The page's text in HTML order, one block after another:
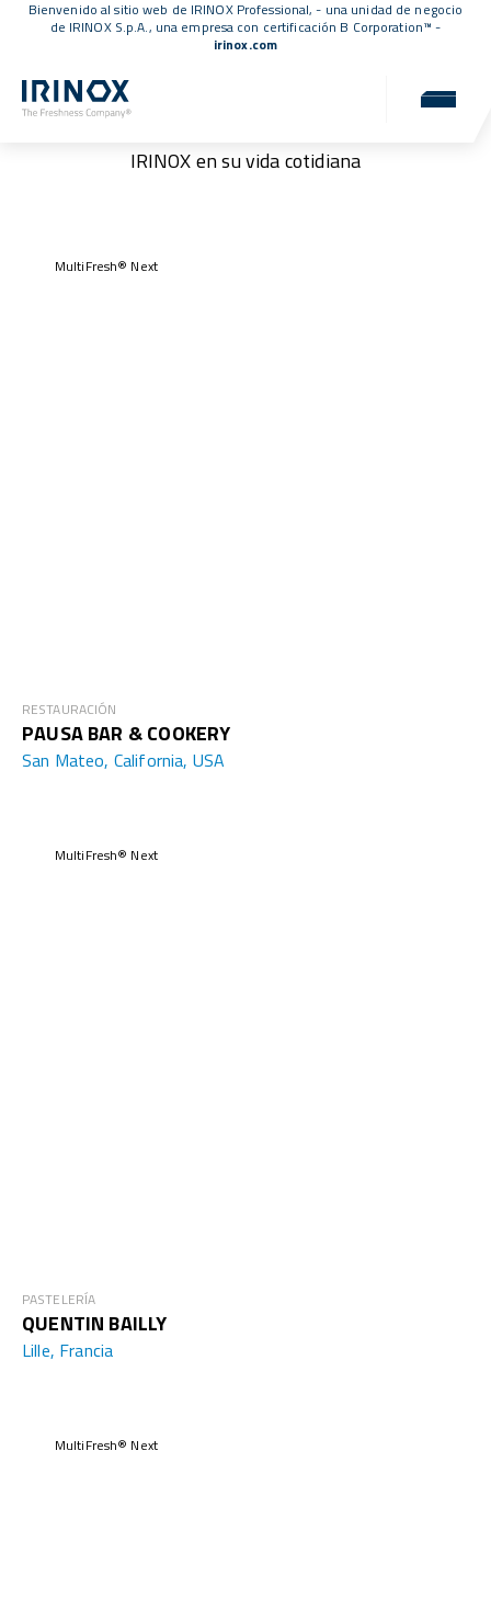
Bienvenido al sitio web de IRINOX Professional, - una unidad de negocio
de IRINOX S.p.A., una empresa con certificación B Corporation™ -
irinox.com
IRINOX en su vida cotidiana
MultiFresh® Next
RESTAURACIÓN
PAUSA BAR & COOKERY
San Mateo, California, USA
MultiFresh® Next
PASTELERÍA
QUENTIN BAILLY
Lille, Francia
MultiFresh® Next